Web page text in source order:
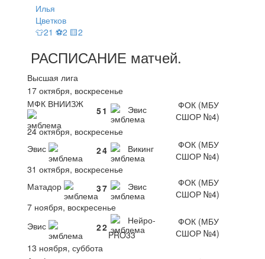
Илья
Цветков
👕21 ⚽2 🟨2
РАСПИСАНИЕ матчей.
Высшая лига
17 октября, воскресенье
МФК ВНИИЗЖ
51 Эвис
ФОК (МБУ
СШОР №4)
24 октября, воскресенье
Эвис
24 Викинг
ФОК (МБУ
СШОР №4)
31 октября, воскресенье
Матадор
37 Эвис
ФОК (МБУ
СШОР №4)
7 ноября, воскресенье
Эвис
22
Нейро-
PRO33
ФОК (МБУ
СШОР №4)
13 ноября, суббота